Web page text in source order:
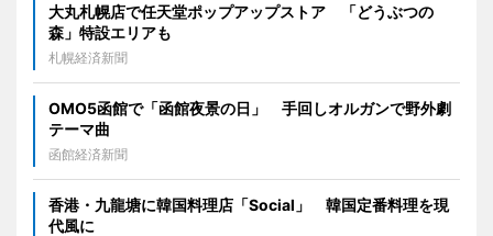
大丸札幌店で任天堂ポップアップストア 「どうぶつの
森」特設エリアも
札幌経済新聞
OMO5函館で「函館夜景の日」 手回しオルガンで野外劇
テーマ曲
函館経済新聞
香港・九龍塘に韓国料理店「Social」 韓国定番料理を現
代風に